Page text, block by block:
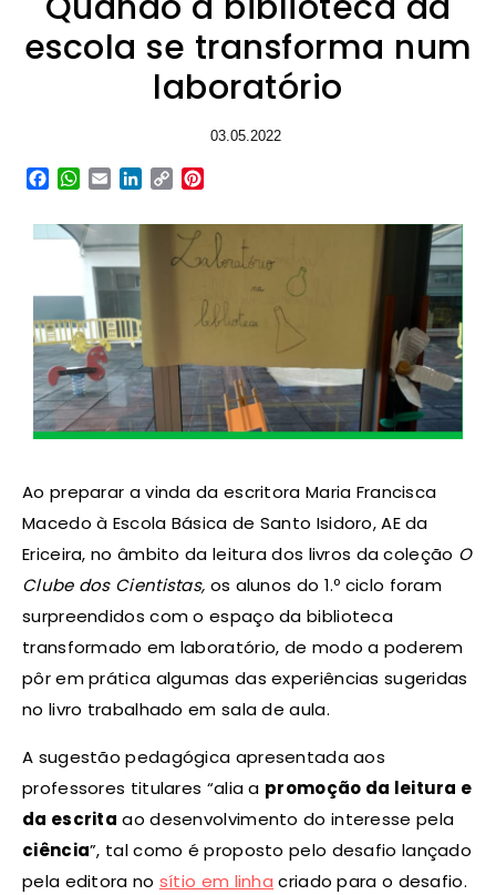
escola se transforma num
laboratório
03.05.2022
Facebook
WhatsApp
EmailLinkedIn
Copy
Ao preparar a vinda da escritora Maria Francisca
Macedo à Escola Básica de Santo Isidoro, AE da
Ericeira, no âmbito da leitura dos livros da coleção O
Clube dos Cientistas, os alunos do 1.º ciclo foram
surpreendidos com o espaço da biblioteca
transformado em laboratório, de modo a poderem
pôr em prática algumas das experiências sugeridas
no livro trabalhado em sala de aula.
A sugestão pedagógica apresentada aos
professores titulares “alia a promoção da leitura e
da escrita ao desenvolvimento do interesse pela
ciência”, tal como é proposto pelo desafio lançado
pela editora no sítio em linha criado para o desafio.